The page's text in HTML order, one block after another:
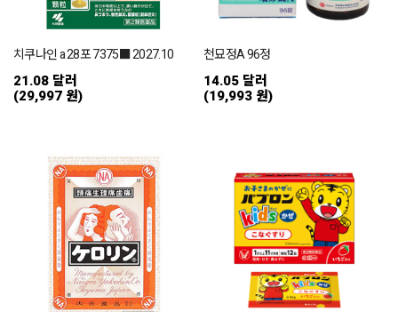
치쿠나인 a 28포 7375■ 2027.10
21.08 달러
(29,997 원)
천묘정A 96정
14.05 달러
(19,993 원)